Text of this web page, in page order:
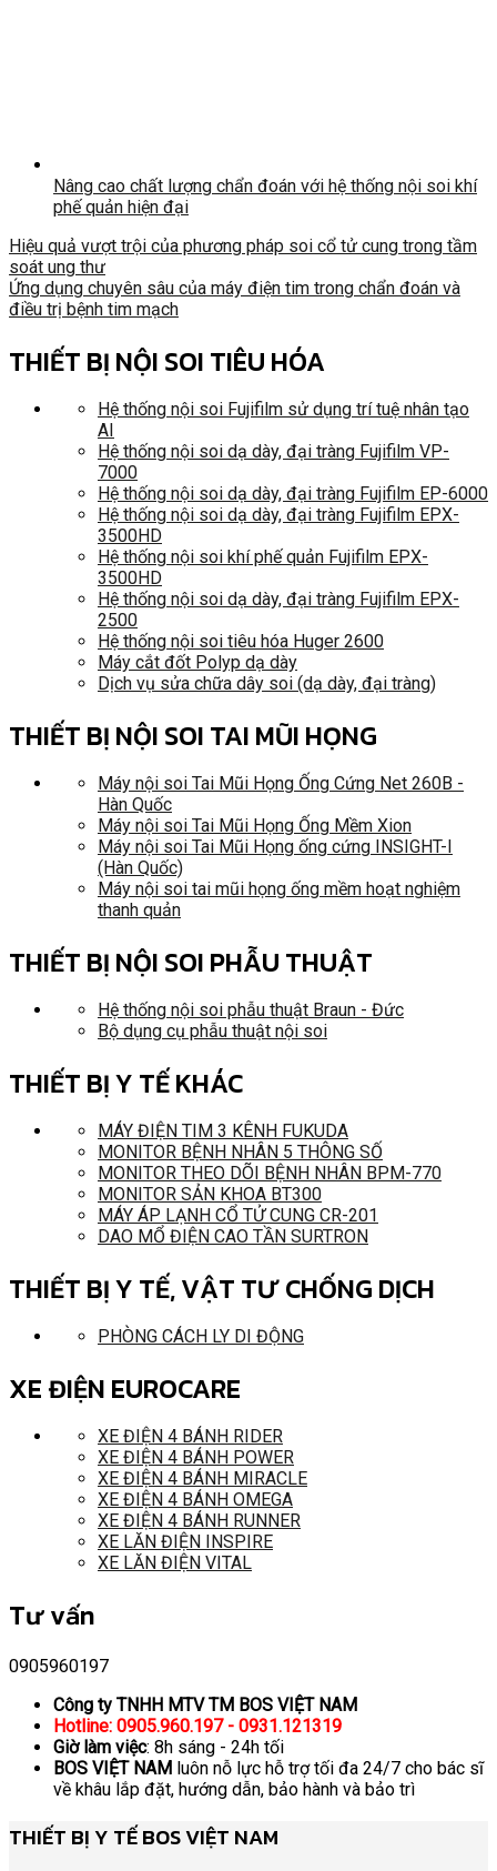
Nâng cao chất lượng chẩn đoán với hệ thống nội soi khí
phế quản hiện đại
Hiệu quả vượt trội của phương pháp soi cổ tử cung trong tầm
soát ung thư
Ứng dụng chuyên sâu của máy điện tim trong chẩn đoán và
điều trị bệnh tim mạch
THIẾT BỊ NỘI SOI TIÊU HÓA
Hệ thống nội soi Fujifilm sử dụng trí tuệ nhân tạo
AI
Hệ thống nội soi dạ dày, đại tràng Fujifilm VP-
7000
Hệ thống nội soi dạ dày, đại tràng Fujifilm EP-6000
Hệ thống nội soi dạ dày, đại tràng Fujifilm EPX-
3500HD
Hệ thống nội soi khí phế quản Fujifilm EPX-
3500HD
Hệ thống nội soi dạ dày, đại tràng Fujifilm EPX-
2500
Hệ thống nội soi tiêu hóa Huger 2600
Máy cắt đốt Polyp dạ dày
Dịch vụ sửa chữa dây soi (dạ dày, đại tràng)
THIẾT BỊ NỘI SOI TAI MŨI HỌNG
Máy nội soi Tai Mũi Họng Ống Cứng Net 260B -
Hàn Quốc
Máy nội soi Tai Mũi Họng Ống Mềm Xion
Máy nội soi Tai Mũi Họng ống cứng INSIGHT-I
(Hàn Quốc)
Máy nội soi tai mũi họng ống mềm hoạt nghiệm
thanh quản
THIẾT BỊ NỘI SOI PHẪU THUẬT
Hệ thống nội soi phẫu thuật Braun - Đức
Bộ dụng cụ phẫu thuật nội soi
THIẾT BỊ Y TẾ KHÁC
MÁY ĐIỆN TIM 3 KÊNH FUKUDA
MONITOR BỆNH NHÂN 5 THÔNG SỐ
MONITOR THEO DÕI BỆNH NHÂN BPM-770
MONITOR SẢN KHOA BT300
MÁY ÁP LẠNH CỔ TỬ CUNG CR-201
DAO MỔ ĐIỆN CAO TẦN SURTRON
THIẾT BỊ Y TẾ, VẬT TƯ CHỐNG DỊCH
PHÒNG CÁCH LY DI ĐỘNG
XE ĐIỆN EUROCARE
XE ĐIỆN 4 BÁNH RIDER
XE ĐIỆN 4 BÁNH POWER
XE ĐIỆN 4 BÁNH MIRACLE
XE ĐIỆN 4 BÁNH OMEGA
XE ĐIỆN 4 BÁNH RUNNER
XE LĂN ĐIỆN INSPIRE
XE LĂN ĐIỆN VITAL
Tư vấn
0905960197
Công ty TNHH MTV TM BOS VIỆT NAM
Hotline: 0905.960.197 - 0931.121319
Giờ làm việc: 8h sáng - 24h tối
BOS VIỆT NAM luôn nỗ lực hỗ trợ tối đa 24/7 cho bác sĩ
về khâu lắp đặt, hướng dẫn, bảo hành và bảo trì
THIẾT BỊ Y TẾ BOS VIỆT NAM